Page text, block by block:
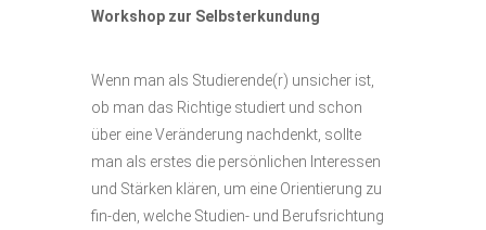
Workshop zur Selbsterkundung
Wenn man als Studierende(r) unsicher ist,
ob man das Richtige studiert und schon
über eine Veränderung nachdenkt, sollte
man als erstes die persönlichen Interessen
und Stärken klären, um eine Orientierung zu
fin-den, welche Studien- und Berufsrichtung